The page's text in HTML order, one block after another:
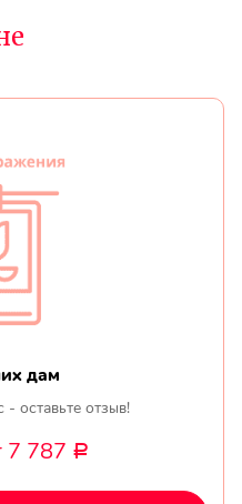
дам
оставьте отзыв!
7 787 Р